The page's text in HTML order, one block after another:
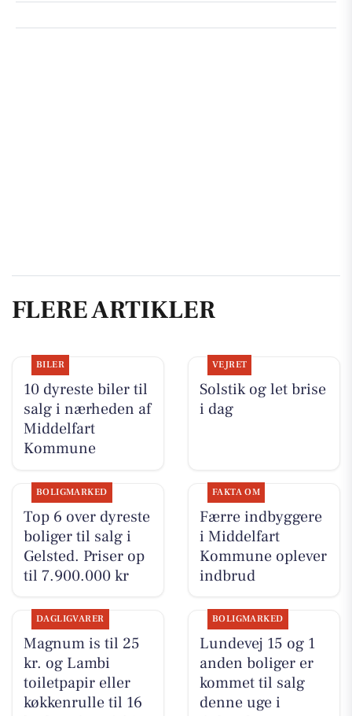
FLERE ARTIKLER
BILER
10 dyreste biler til
salg i nærheden af
Middelfart
Kommune
VEJRET
Solstik og let brise
i dag
BOLIGMARKED
Top 6 over dyreste
boliger til salg i
Gelsted. Priser op
til 7.900.000 kr
FAKTA OM
Færre indbyggere
i Middelfart
Kommune oplever
indbrud
DAGLIGVARER
Magnum is til 25
kr. og Lambi
toiletpapir eller
køkkenrulle til 16
BOLIGMARKED
Lundevej 15 og 1
anden boliger er
kommet til salg
denne uge i